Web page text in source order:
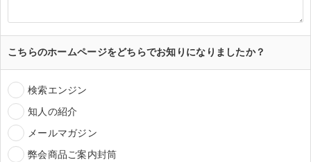
こちらのホームページをどちらでお知りになりましたか？
検索エンジン
知人の紹介
メールマガジン
弊会商品ご案内封筒